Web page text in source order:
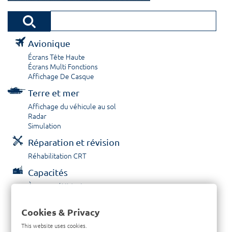
Avionique
Écrans Tête Haute
Écrans Multi Fonctions
Affichage De Casque
Terre et mer
Affichage du véhicule au sol
Radar
Simulation
Réparation et révision
Réhabilitation CRT
Capacités
À propos / Historique
Contactez nous
Cookies & Privacy
This website uses cookies.